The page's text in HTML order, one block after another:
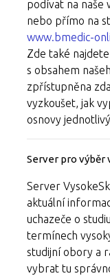
podívat na naše
nebo přímo na
www.bmedic-
Zde také
s obsahem
zpřístupněna
vyzkoušet, jak
osnovy
Server pro výběr
Server
aktuální
uchazeče o
termínech
studijní obory a
vybrat tu